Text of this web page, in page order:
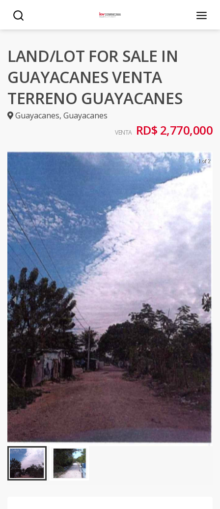
LAND/LOT FOR SALE IN
GUAYACANES VENTA
TERRENO GUAYACANES
Guayacanes, Guayacanes
VENTA RD$ 2,770,000
1 of 2